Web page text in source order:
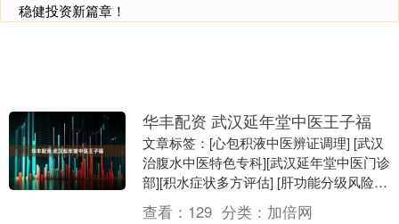
稳健投资新篇章！
华丰配资 武汉延年堂中医王子福
文章标签：[心包积液中医辨证调理] [武汉
治腹水中医特色专科][武汉延年堂中医门诊
部][积水症状多方评估] [肝功能分级风险评
估] [时效性：2025-2026....
查看： 129 分类： 加倍网